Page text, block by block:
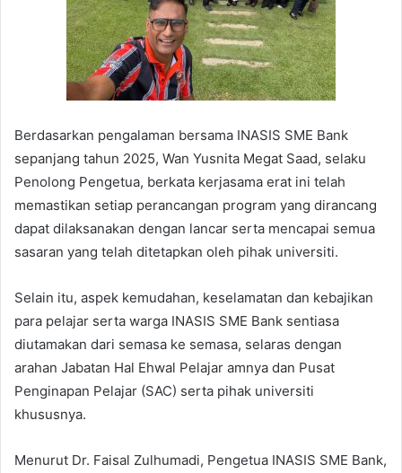
Berdasarkan pengalaman bersama INASIS SME Bank
sepanjang tahun 2025, Wan Yusnita Megat Saad, selaku
Penolong Pengetua, berkata kerjasama erat ini telah
memastikan setiap perancangan program yang dirancang
dapat dilaksanakan dengan lancar serta mencapai semua
sasaran yang telah ditetapkan oleh pihak universiti.
Selain itu, aspek kemudahan, keselamatan dan kebajikan
para pelajar serta warga INASIS SME Bank sentiasa
diutamakan dari semasa ke semasa, selaras dengan
arahan Jabatan Hal Ehwal Pelajar amnya dan Pusat
Penginapan Pelajar (SAC) serta pihak universiti
khususnya.
Menurut Dr. Faisal Zulhumadi, Pengetua INASIS SME Bank,